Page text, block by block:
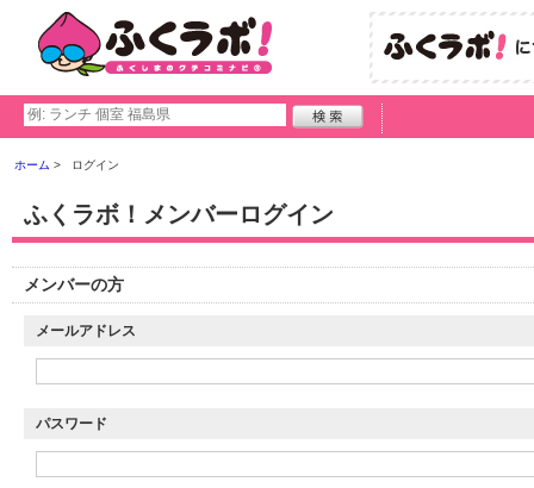
ホーム ログイン
ふくラボ！メンバーログイン
メンバーの方
メールアドレス
パスワード